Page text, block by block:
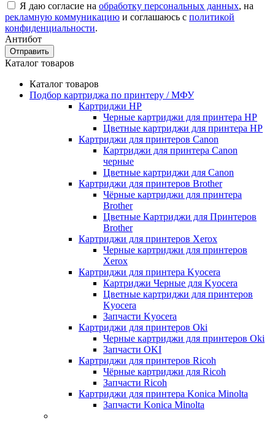
Я даю согласие на обработку персональных данных, на
рекламную коммуникацию и соглашаюсь с политикой
конфиденциальности.
Антибот
Отправить
Каталог товаров
Каталог товаров
Подбор картриджа по принтеру / МФУ
Картриджи HP
Черные картриджи для принтера HP
Цветные картриджи для принтера HP
Картриджи для принтеров Сanon
Картриджи для принтера Сanon
черные
Цветные картриджи для Сanon
Картриджи для принтеров Brother
Чёрные картриджи для принтера
Brother
Цветные Картриджи для Принтеров
Brother
Картриджи для принтеров Xerox
Черные картриджи для принтеров
Xerox
Картриджи для принтера Kyocera
Картриджи Черные для Kyocera
Цветные картриджи для принтеров
Kyocera
Запчасти Kyocera
Картриджи для принтеров Oki
Черные картриджи для принтеров Oki
Запчасти OKI
Картриджи для принтеров Ricoh
Чёрные картриджи для Ricoh
Запчасти Ricoh
Картриджи для принтера Konica Minolta
Запчасти Koniсa Minolta